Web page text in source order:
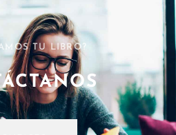
TU LIBRO?